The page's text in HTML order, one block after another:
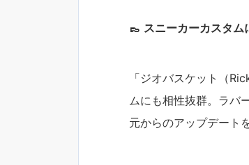
👞 スニーカーカスタム
「ジオバスケット（
ムにも相性抜群。ラバ
元からのアップデート